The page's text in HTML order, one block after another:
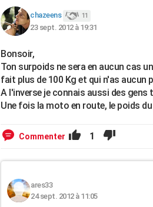
chazeens 11
23 sept. 2012 à 19:31
Bonsoir,
Ton surpoids ne sera en aucun cas
fait plus de 100 Kg et qui n'as aucun
A l'inverse je connais aussi des gens
Une fois la moto en route, le poids
Commenter 1
ares33
24 sept. 2012 à 11:05